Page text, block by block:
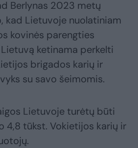
Berlynas 2023 metų
kad Lietuvoje nuolatiniam
kovinės parengties
ketinama perkelti
brigados karių ir
su savo šeimomis.
Lietuvoje turėtų būti
4,8 tūkst. Vokietijos karių ir